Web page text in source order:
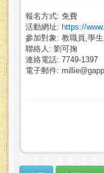
報名方式: 免費
活動網址: https://
參加對象: 教職員,學
聯絡人: 劉可掬
連絡電話: 7749-1397
電子郵件: